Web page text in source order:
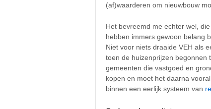
(af)waarderen om nieuwbouw
Het bevreemd me echter wel,
hebben immers gewoon belang
Niet voor niets draaide VEH als
toen de huizenprijzen begonnen
gemeenten die vastgoed en
kopen en moet het daarna
binnen een eerlijk systeem van